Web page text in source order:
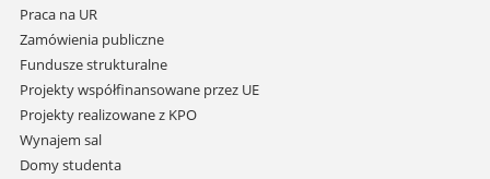
Praca na UR
Zamówienia publiczne
Fundusze strukturalne
Projekty współfinansowane przez UE
Projekty realizowane z KPO
Wynajem sal
Domy studenta